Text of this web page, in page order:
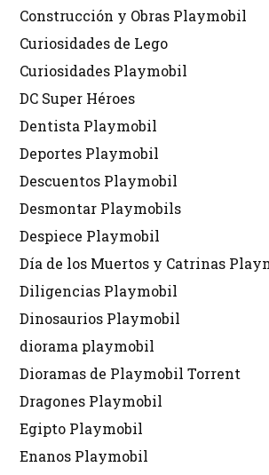
Construcción y Obras Playmobil
Curiosidades de Lego
Curiosidades Playmobil
DC Super Héroes
Dentista Playmobil
Deportes Playmobil
Descuentos Playmobil
Desmontar Playmobils
Despiece Playmobil
Día de los Muertos y Catrinas
Diligencias Playmobil
Dinosaurios Playmobil
diorama playmobil
Dioramas de Playmobil Torrent
Dragones Playmobil
Egipto Playmobil
Enanos Playmobil